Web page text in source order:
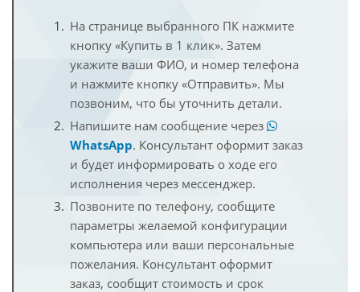
На странице выбранного ПК нажмите
кнопку «Купить в 1 клик». Затем
укажите ваши ФИО, и номер телефона
и нажмите кнопку «Отправить». Мы
позвоним, что бы уточнить детали.
Напишите нам сообщение через
WhatsApp. Консультант оформит заказ
и будет информировать о ходе его
исполнения через мессенджер.
Позвоните по телефону, сообщите
параметры желаемой конфигурации
компьютера или ваши персональные
пожелания. Консультант оформит
заказ, сообщит стоимость и срок